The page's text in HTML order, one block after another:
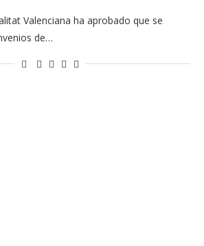
Valenciana ha aprobado que se
de…